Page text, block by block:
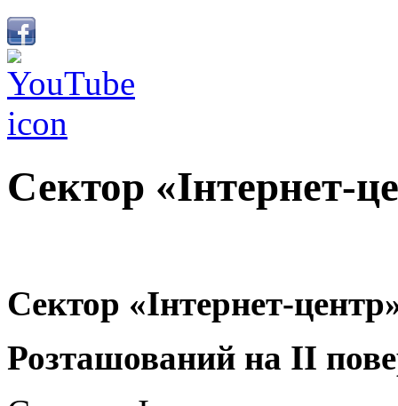
Сектор «Інтернет-
Сектор «Інтернет-
Розташований на ІІ